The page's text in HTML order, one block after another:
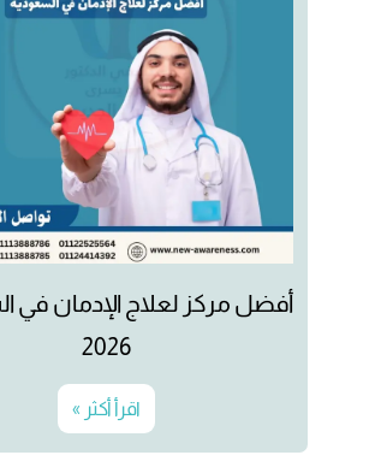
أفضل مركز لعلاج الإدمان في
2026
اقرأ أكثر »